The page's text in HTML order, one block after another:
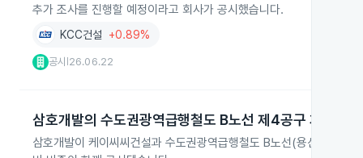
추가 조사를 진행할 예정이라고 회사가 공시했습니다.
KCC건설 +0.89%
공시 26.06.22
삼호개발의 수도권광역급행철도 B노선 제4공구 계약
삼호개발이 케이씨씨건설과 수도권광역급행철도 B노선(용산-상봉)